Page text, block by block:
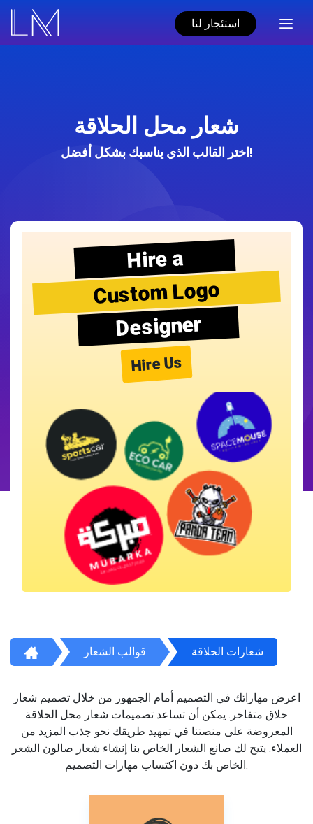
استئجار لنا
شعار محل الحلاقة
اختر القالب الذي يناسبك بشكل أفضل!
Hire a
Custom Logo
Designer
Hire Us
قوالب الشعار شعارات الحلاقة
اعرض مهاراتك في التصميم أمام الجمهور من خلال تصميم شعار
حلاق متفاخر. يمكن أن تساعد تصميمات شعار محل الحلاقة
المعروضة على منصتنا في تمهيد طريقك نحو جذب المزيد من
العملاء. يتيح لك صانع الشعار الخاص بنا إنشاء شعار صالون الشعر
الخاص بك دون اكتساب مهارات التصميم.